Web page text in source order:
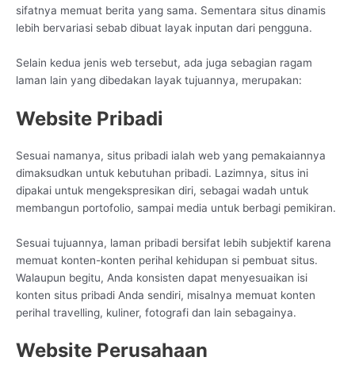
sifatnya memuat berita yang sama. Sementara situs dinamis
lebih bervariasi sebab dibuat layak inputan dari pengguna.
Selain kedua jenis web tersebut, ada juga sebagian ragam
laman lain yang dibedakan layak tujuannya, merupakan:
Website Pribadi
Sesuai namanya, situs pribadi ialah web yang pemakaiannya
dimaksudkan untuk kebutuhan pribadi. Lazimnya, situs ini
dipakai untuk mengekspresikan diri, sebagai wadah untuk
membangun portofolio, sampai media untuk berbagi pemikiran.
Sesuai tujuannya, laman pribadi bersifat lebih subjektif karena
memuat konten-konten perihal kehidupan si pembuat situs.
Walaupun begitu, Anda konsisten dapat menyesuaikan isi
konten situs pribadi Anda sendiri, misalnya memuat konten
perihal travelling, kuliner, fotografi dan lain sebagainya.
Website Perusahaan